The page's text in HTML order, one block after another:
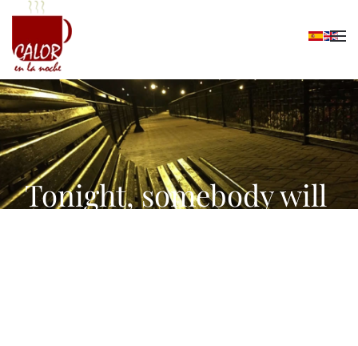
Skip to main content
Tonight, somebody will